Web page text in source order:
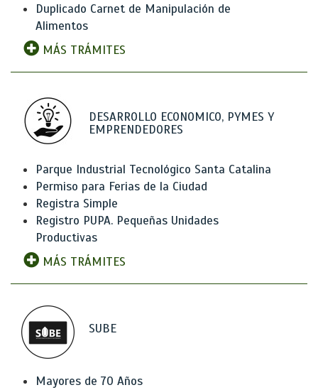
Duplicado Carnet de Manipulación de
Alimentos
MÁS TRÁMITES
DESARROLLO ECONOMICO, PYMES Y
EMPRENDEDORES
Parque Industrial Tecnológico Santa Catalina
Permiso para Ferias de la Ciudad
Registra Simple
Registro PUPA. Pequeñas Unidades
Productivas
MÁS TRÁMITES
SUBE
Mayores de 70 Años